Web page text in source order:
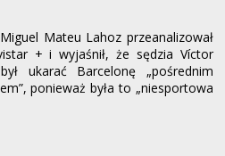
Mateu Lahoz przeanalizował
+ i wyjaśnił, że sędzia Víctor
ukarać Barcelonę „pośrednim
ponieważ była to „niesportowa